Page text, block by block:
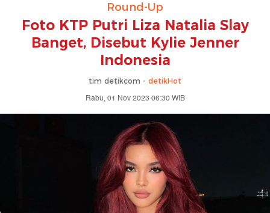
Round-Up
Foto KTP Putri Liza Natalia Slay
Banget, Disebut Kylie Jenner
Indonesia
tim detikcom - detikHot
Rabu, 01 Nov 2023 06:30 WIB